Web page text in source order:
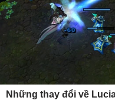
Những thay đổi về